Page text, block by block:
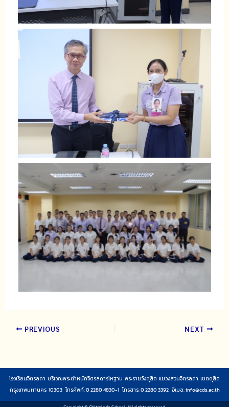
PREVIOUS NEXT
โรงเรียนจิตรลดา บริเวณพระตำหนักจิตรลดารโหฐาน พระราชวังดุสิต แขวงสวนจิตรลดา เขตดุสิต
กรุงเทพมหานคร 10303 โทรศัพท์: 0 2280 4830-1 โทรสาร: 0 2280 3392 อีเมล:info@cds.ac.th